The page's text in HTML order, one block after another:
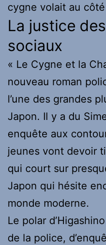
cygne volait au
La justice
sociaux
« Le Cygne et la
nouveau roman
l’une des grandes
Japon. Il y a du
enquête aux
jeunes vont devoir
qui court sur
Japon qui hésite
monde moderne.
Le polar
de la police,